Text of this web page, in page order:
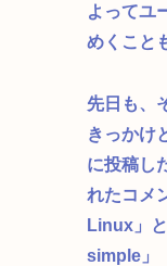
よってユ
めくこと
先日も、
きっかけ
に投稿し
れたコメ
Linux」
simple」